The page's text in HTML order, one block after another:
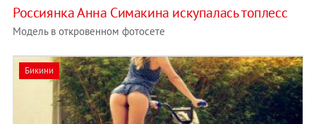
Россиянка ​Анна Симакина искупалась топлесс
Модель в откровенном фотосете
Бикини